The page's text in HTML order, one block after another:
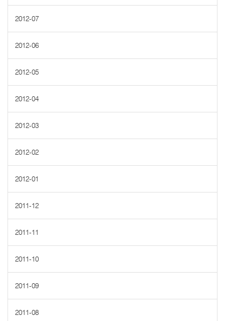
2012-07
2012-06
2012-05
2012-04
2012-03
2012-02
2012-01
2011-12
2011-11
2011-10
2011-09
2011-08